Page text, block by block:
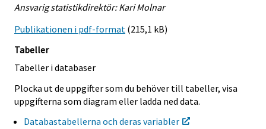
Ansvarig statistikdirektör: Kari Molnar
Publikationen i pdf-format (215,1 kB)
Tabeller
Tabeller i databaser
Plocka ut de uppgifter som du behöver till tabeller, visa
uppgifterna som diagram eller ladda ned data.
Databastabellerna och deras variabler